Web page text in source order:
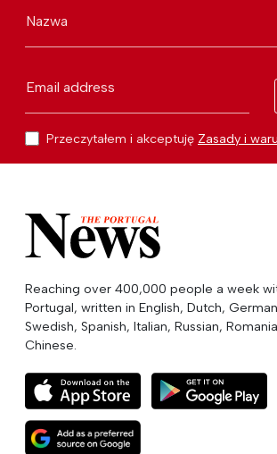
Nazwa
Email address
Przeczytałem i akceptuję Zasady i
Reaching over 400,000 people a week
Portugal, written in English, Dutch,
Swedish, Spanish, Italian, Russian,
Chinese.